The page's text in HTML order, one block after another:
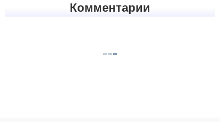
Комментарии